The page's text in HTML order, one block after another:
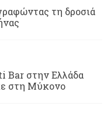
τη δροσιά
Bar στην Ελλάδα
στη Μύκονο